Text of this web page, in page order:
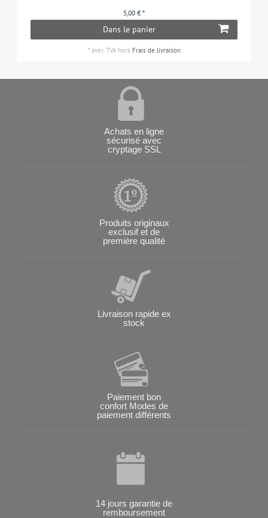
5,00 € *
Dans le panier
*avec TVAhors Frais de livraison
Achats en ligne
sécurisé avec
cryptage SSL
Produits originaux
exclusif et de
première qualité
Livraison rapide ex
stock
Paiement bon
confort Modes de
paiement différents
14 jours garantie de
remboursement